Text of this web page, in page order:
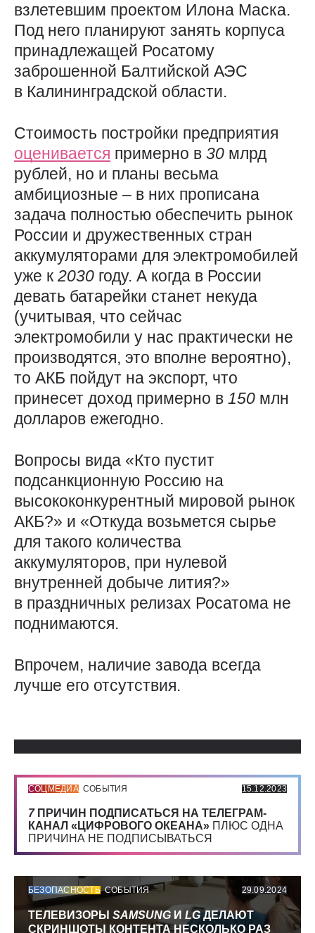
взлетевшим проектом Илона Маска.
Под него планируют занять корпуса
принадлежащей Росатому
заброшенной Балтийской АЭС
в Калининградской области.
Стоимость постройки предприятия
оценивается примерно в 30 млрд
рублей, но и планы весьма
амбициозные – в них прописана
задача полностью обеспечить рынок
России и дружественных стран
аккумуляторами для электромобилей
уже к 2030 году. А когда в России
девать батарейки станет некуда
(учитывая, что сейчас
электромобили у нас практически не
производятся, это вполне вероятно),
то АКБ пойдут на экспорт, что
принесет доход примерно в 150 млн
долларов ежегодно.
Вопросы вида «Кто пустит
подсанкционную Россию на
высококонкурентный мировой рынок
АКБ?» и «Откуда возьмется сырье
для такого количества
аккумуляторов, при нулевой
внутренней добыче лития?»
в праздничных релизах Росатома не
поднимаются.
Впрочем, наличие завода всегда
лучше его отсутствия.
СОЦМЕДИА СОБЫТИЯ 15.12.2023
7 ПРИЧИН ПОДПИСАТЬСЯ НА ТЕЛЕГРАМ-
КАНАЛ «ЦИФРОВОГО ОКЕАНА» ПЛЮС ОДНА
ПРИЧИНА НЕ ПОДПИСЫВАТЬСЯ
БЕЗОПАСНОСТЬ СОБЫТИЯ 29.09.2024
ТЕЛЕВИЗОРЫ SAMSUNG И LGДЕЛАЮТ
СКРИНШОТЫ КОНТЕНТА НЕСКОЛЬКО РАЗ